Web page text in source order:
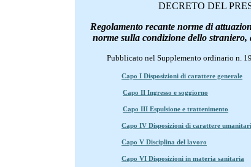
DECRETO DEL
Regolamento recante norme di
norme sulla condizione dello
Pubblicato nel Supplemento ordinario n.
Capo I Disposizioni di carattere generale
Capo II Ingresso e soggiorno
Capo III Espulsione e trattenimento
Capo IV Disposizioni di carattere
Capo V Disciplina del lavoro
Capo VI Disposizioni in materia sanitaria